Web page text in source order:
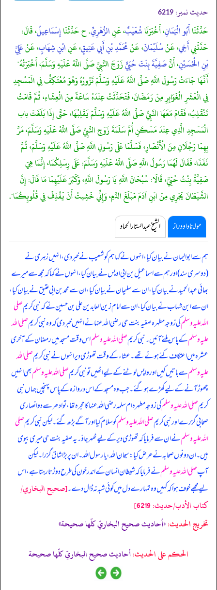
حدیث نمبر: 6219
حَدَّثَنَاأَبُو الْيَمَانِ، أَخْبَرَنَاشُعَيْبٌ، عَنِالزُّهْرِيِّ. ح حَدَّثَنَاإِسْمَاعِيلُ، قَالَ:
حَدَّثَنِيأَخِي، عَنْسُلَيْمَانَ، عَنْمُحَمَّدِ بْنِ أَبِي عَتِيقٍ، عَنِابْنِ شِهَابٍ، عَنْعَلِيِّ
بْنِ الْحُسَيْنِ، أَنَّصَفِيَّةَ بِنْتَ حُيَيٍّزَوْجَ النَّبِيِّ صَلَّى اللَّهُ عَلَيْهِ وَسَلَّمَ، أَخْبَرَتْهُ"
أَنَّهَا جَاءَتْ رَسُولَ اللَّهِ صَلَّى اللَّهُ عَلَيْهِ وَسَلَّمَ تَزُورُهُ وَهُوَ مُعْتَكِفٌ فِي الْمَسْجِدِ
فِي الْعَشْرِ الْغَوَابِرِ مِنْ رَمَضَانَ، فَتَحَدَّثَتْ عِنْدَهُ سَاعَةً مِنَ الْعِشَاءِ، ثُمَّ قَامَتْ
تَنْقَلِبُ، فَقَامَ مَعَهَا النَّبِيُّ صَلَّى اللَّهُ عَلَيْهِ وَسَلَّمَ يَقْلِبُهَا، حَتَّى إِذَا بَلَغَتْ باب
الْمَسْجِدِ الَّذِي عِنْدَ مَسْكَنِ أُمِّ سَلَمَةَ زَوْجِ النَّبِيِّ صَلَّى اللَّهُ عَلَيْهِ وَسَلَّمَ، مَرَّ
بِهِمَا رَجُلَانِ مِنَ الْأَنْصَارِ، فَسَلَّمَا عَلَى رَسُولِ اللَّهِ صَلَّى اللَّهُ عَلَيْهِ وَسَلَّمَ، ثُمَّ
نَفَذَا، فَقَالَ لَهُمَا رَسُولُ اللَّهِ صَلَّى اللَّهُ عَلَيْهِ وَسَلَّمَ: عَلَى رِسْلِكُمَا، إِنَّمَا هِيَ
صَفِيَّةُ بِنْتُ حُيَيٍّ، قَالَا: سُبْحَانَ اللَّهِ يَا رَسُولَ اللَّهِ، وَكَبُرَ عَلَيْهِمَا مَا قَالَ: إِنَّ
الشَّيْطَانَ يَجْرِي مِنَ ابْنِ آدَمَ مَبْلَغَ الدَّمِ، وَإِنِّي خَشِيتُ أَنْ يَقْذِفَ فِي قُلُوبِكُمَا".
مولانا داود راز الشیخ عبدالستار الحماد
ہم سے ابوالیمان نے بیان کیا، انہوں نے کہا ہم کو شعیب نے خبر دی، انہیں زہری نے
(دوسری سند) اور ہم سے اسماعیل بن ابی اویس نے بیان کیا، انہوں نے کہا کہ مجھ سے میرے
بھائی عبدالحمید نے بیان کیا، ان سے سلیمان نے بیان کیا، ان سے محمد بن ابی عتیق نے بیان کیا،
ان سے ابن شہاب نے بیان کیا، ان سے امام زین العابدین علی بن حسین نے کہنبی کریمصلی
اللہ علیہ وسلمکی زوجہ مطہرہ صفیہ بنت حی رضی اللہ عنہا نے انہیں خبر دی کہ وہ نبی کریمصلی اللہ
علیہ وسلمکے پاس ملنے آئیں۔ نبی کریمصلی اللہ علیہ وسلماس وقت مسجد میں رمضان کے آخری
عشرہ میں اعتکاف کئے ہوئے تھے۔ عشاء کے وقت تھوڑی دیر انہوں نے نبی کریمصلی اللہ
علیہ وسلمسے باتیں کیں اور واپس لوٹنے کے لیے اٹھیں تو نبی کریمصلی اللہ علیہ وسلمبھی انہیں
چھوڑ آنے کے لیے کھڑے ہو گئے۔ جب وہ مسجد کے اس دروازہ کے پاس پہنچیں جہاں نبی
کریمصلی اللہ علیہ وسلمکی زوجہ مطہرہ ام سلمہ رضی اللہ عنہا کا حجرہ تھا، تو ادھر سے دو انصاری
صحابی گزرے اور نبی کریمصلی اللہ علیہ وسلمکو سلام کیا اور آگے بڑھ گئے۔ لیکن نبی کریمصلی
اللہ علیہ وسلمنے ان سے فرمایا کہ تھوڑی دیر کے لیے ٹھہر جاؤ۔ یہ صفیہ بنت حی میری بیوی
ہیں۔ ان دونوں صحابہ نے عرض کیا: سبحان اللہ، یا رسول اللہ۔ ان پر بڑا شاق گزرا۔ لیکن
آپصلی اللہ علیہ وسلمنے فرمایا کہ شیطان انسان کے اندر خون کی طرح دوڑتا رہتا ہے، اس
لیے مجھے خوف ہوا کہ کہیں وہ تمہارے دل میں کوئی شبہ نہ ڈال دے۔[صحيح البخاري/
كتاب الأدب/حدیث: 6219]
تخریج الحدیث:«أحاديث صحيح البخاريّ كلّها صحيحة»
الحكم على الحديث:أحاديث صحيح البخاريّ كلّها صحيحة